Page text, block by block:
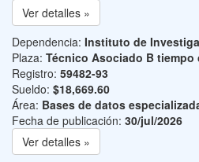
Ver detalles »
Dependencia: Instituto de
Plaza: Técnico Asociado B tiempo
Registro: 59482-93
Sueldo: $18,669.60
Área: Bases de datos
Fecha de publicación: 30/jul/2026
Ver detalles »